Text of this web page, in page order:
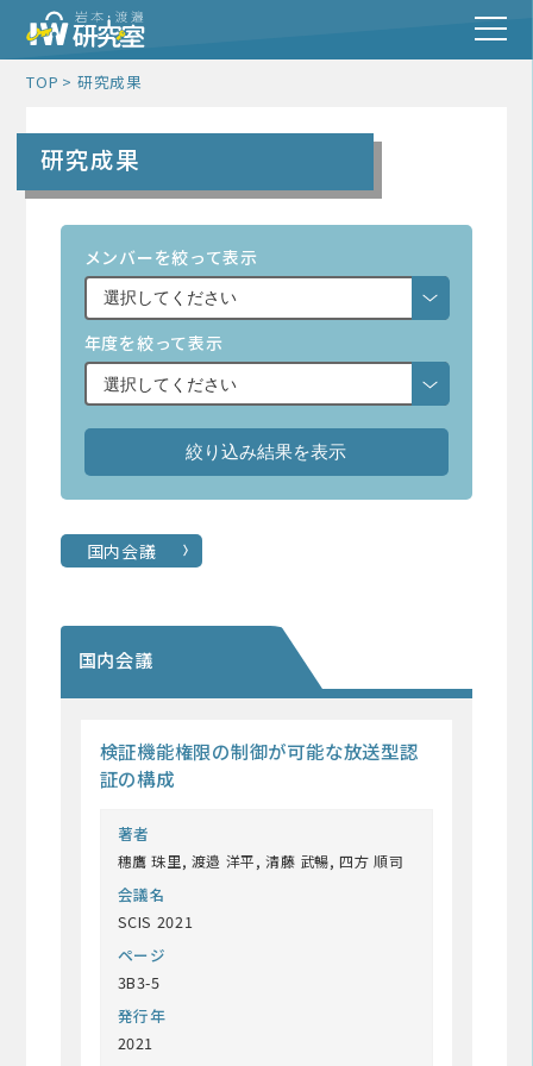
TOP 研究成果
研究成果
メンバーを絞って表示
年度を絞って表示
国内会議
国内会議
検証機能権限の制御が可能な放送型認
証の構成
著者
穗鷹 珠里, 渡邉 洋平, 清藤 武暢, 四方 順司
会議名
SCIS 2021
ページ
3B3-5
発行年
2021